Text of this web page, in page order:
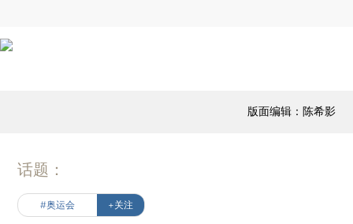
版面编辑：陈希影
话题：
#奥运会 +关注